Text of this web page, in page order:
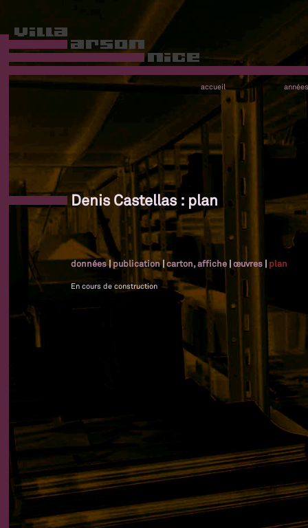
accueil années
Denis Castellas : plan
données|publication|carton, affiche |œuvres | plan
En cours de construction